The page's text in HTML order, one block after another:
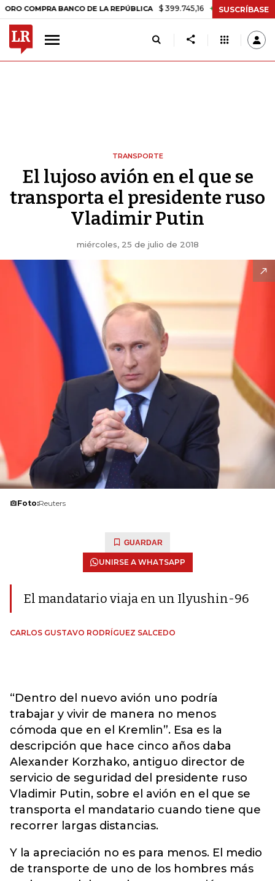
BANCO DE LA REPÚBLICA $ 399.745,16 +$ 2.295,71 +0,58%
SUSCRÍBASE
TRANSPORTE
El lujoso avión en el que se
transporta el presidente ruso
Vladimir Putin
miércoles, 25 de julio de 2018
Foto:Reuters
GUARDAR
UNIRSE A WHATSAPP
El mandatario viaja en un Ilyushin-96
CARLOS GUSTAVO RODRÍGUEZ SALCEDO
“Dentro del nuevo avión uno podría
trabajar y vivir de manera no menos
cómoda que en el Kremlin”. Esa es la
descripción que hace cinco años daba
Alexander Korzhako, antiguo director de
servicio de seguridad del presidente ruso
Vladimir Putin, sobre el avión en el que se
transporta el mandatario cuando tiene que
recorrer largas distancias.
Y la apreciación no es para menos. El medio
de transporte de uno de los hombres más